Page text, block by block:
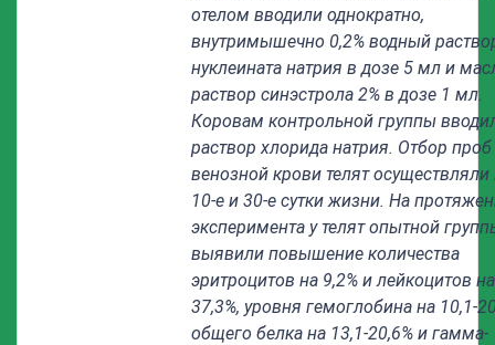
отелом вводили однократно,
внутримышечно 0,2% водный
нуклеината натрия в дозе 5 мл и
раствор синэстрола 2% в дозе 1 мл.
Коровам контрольной группы
раствор хлорида натрия. Отбор проб
венозной крови телят осуществляли
10-е и 30-е сутки жизни. На
эксперимента у телят опытной
выявили повышение количества
эритроцитов на 9,2% и лейкоцитов
37,3%, уровня гемоглобина на 10,1-
общего белка на 13,1-20,6% и гамма-